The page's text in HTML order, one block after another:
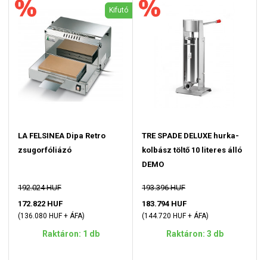
Kifutó
LA FELSINEA Dipa Retro
zsugorfóliázó
192.024 HUF
172.822 HUF
(136.080 HUF + ÁFA)
Raktáron: 1 db
TRE SPADE DELUXE hurka-
kolbász töltő 10 literes álló
DEMO
193.396 HUF
183.794 HUF
(144.720 HUF + ÁFA)
Raktáron: 3 db